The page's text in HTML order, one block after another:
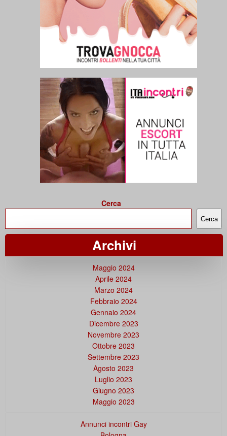
Cerca
Cerca
Archivi
Maggio 2024
Aprile 2024
Marzo 2024
Febbraio 2024
Gennaio 2024
Dicembre 2023
Novembre 2023
Ottobre 2023
Settembre 2023
Agosto 2023
Luglio 2023
Giugno 2023
Maggio 2023
Annunci incontri Gay